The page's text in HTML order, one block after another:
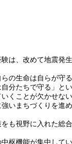
は、改めて地震発
の生命は自らが守
分たちで守る」と
くことが欠かせない
いまちづくりを進
も視野に入れた総
枢機能が集中して